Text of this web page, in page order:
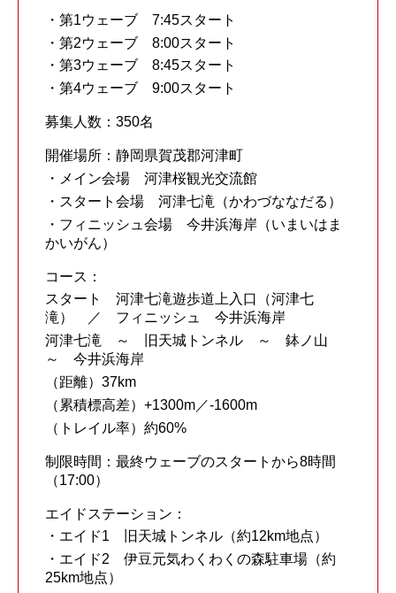
・第1ウェーブ 7:45スタート
・第2ウェーブ 8:00スタート
・第3ウェーブ 8:45スタート
・第4ウェーブ 9:00スタート
募集人数：350名
開催場所：静岡県賀茂郡河津町
・メイン会場 河津桜観光交流館
・スタート会場 河津七滝（かわづななだる）
・フィニッシュ会場 今井浜海岸（いまいはま
かいがん）
コース：
スタート 河津七滝遊歩道上入口（河津七
滝） ／ フィニッシュ 今井浜海岸
河津七滝 ～ 旧天城トンネル ～ 鉢ノ山
～ 今井浜海岸
（距離）37km
（累積標高差）+1300m／-1600m
（トレイル率）約60%
制限時間：最終ウェーブのスタートから8時間
（17:00）
エイドステーション：
・エイド1 旧天城トンネル（約12km地点）
・エイド2 伊豆元気わくわくの森駐車場（約
25km地点）